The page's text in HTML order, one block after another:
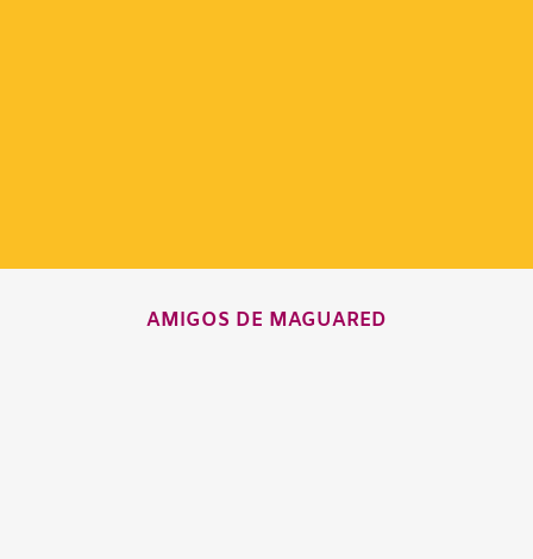
AMIGOS DE MAGUARED